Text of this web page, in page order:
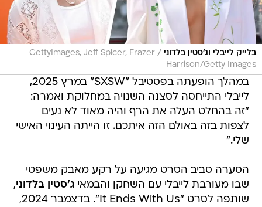
בלייק לייבלי וג'סטין בלדוני /
GettyImages, Jeff Spicer, Frazer
Harrison/Getty Images
במהלך הופעתה בפסטיבל "SXSW" במרץ 2025,
לייבלי התייחסה לסצנה השנויה במחלוקת ואמרה:
"זה בהחלט העלה את הרף והיה מאוד לא נעים
לצפות בזה באולם הזה איתכם. זו הייתה העינוי האישי
שלי."
הסערה סביב הסרט מגיעה על רקע מאבק משפטי
שבו מעורבת לייבלי עם השחקן והבמאיג'סטין בלדוני,
שותפה לסרט "It Ends With Us". בדצמבר 2024,